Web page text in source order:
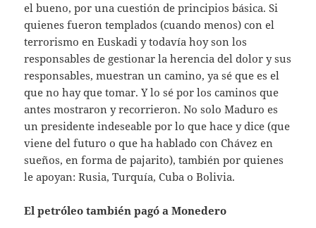
el bueno, por una cuestión de principios básica. Si
quienes fueron templados (cuando menos) con el
terrorismo en Euskadi y todavía hoy son los
responsables de gestionar la herencia del dolor y sus
responsables, muestran un camino, ya sé que es el
que no hay que tomar. Y lo sé por los caminos que
antes mostraron y recorrieron. No solo Maduro es
un presidente indeseable por lo que hace y dice (que
viene del futuro o que ha hablado con Chávez en
sueños, en forma de pajarito), también por quienes
le apoyan: Rusia, Turquía, Cuba o Bolivia.
El petróleo también pagó a Monedero